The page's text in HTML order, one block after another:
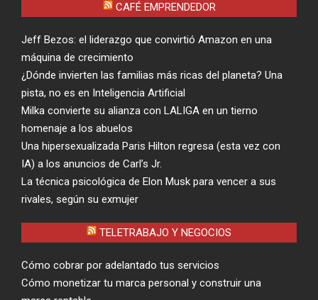
CAFÉ EMPRENDEDOR
Jeff Bezos: el liderazgo que convirtió Amazon en una
máquina de crecimiento
¿Dónde invierten las familias más ricas del planeta? Una
pista, no es en Inteligencia Artificial
Milka convierte su alianza con LALIGA en un tierno
homenaje a los abuelos
Una hipersexualizada Paris Hilton regresa (esta vez con
IA) a los anuncios de Carl’s Jr.
La técnica psicológica de Elon Musk para vencer a sus
rivales, según su exmujer
TELETRABAJO Y NEGOCIOS
Cómo cobrar por adelantado tus servicios
Cómo monetizar tu marca personal y construir una